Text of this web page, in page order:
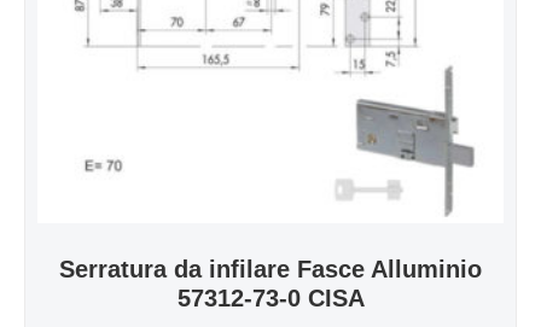
Serratura da infilare Fasce Alluminio
57312-73-0 CISA